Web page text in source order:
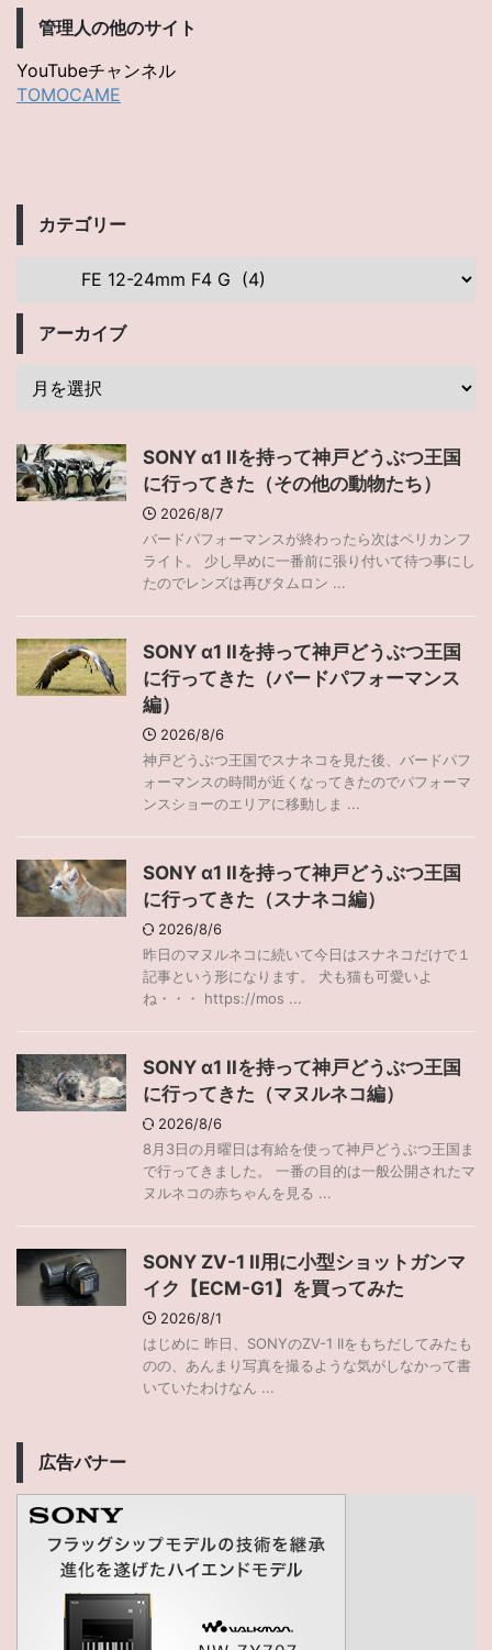
管理人の他のサイト
YouTubeチャンネル
TOMOCAME
カテゴリー
アーカイブ
SONY α1 IIを持って神戸どうぶつ王国
に行ってきた（その他の動物たち）
2026/8/7
バードパフォーマンスが終わったら次はペリカンフ
ライト。 少し早めに一番前に張り付いて待つ事にし
たのでレンズは再びタムロン ...
SONY α1 IIを持って神戸どうぶつ王国
に行ってきた（バードパフォーマンス
編）
2026/8/6
神戸どうぶつ王国でスナネコを見た後、バードパフ
ォーマンスの時間が近くなってきたのでパフォーマ
ンスショーのエリアに移動しま ...
SONY α1 IIを持って神戸どうぶつ王国
に行ってきた（スナネコ編）
2026/8/6
昨日のマヌルネコに続いて今日はスナネコだけで１
記事という形になります。 犬も猫も可愛いよ
ね・・・ https://mos ...
SONY α1 IIを持って神戸どうぶつ王国
に行ってきた（マヌルネコ編）
2026/8/6
8月3日の月曜日は有給を使って神戸どうぶつ王国ま
で行ってきました。 一番の目的は一般公開されたマ
ヌルネコの赤ちゃんを見る ...
SONY ZV-1 II用に小型ショットガンマ
イク【ECM-G1】を買ってみた
2026/8/1
はじめに 昨日、SONYのZV-1 IIをもちだしてみたも
のの、あんまり写真を撮るような気がしなかって書
いていたわけなん ...
広告バナー